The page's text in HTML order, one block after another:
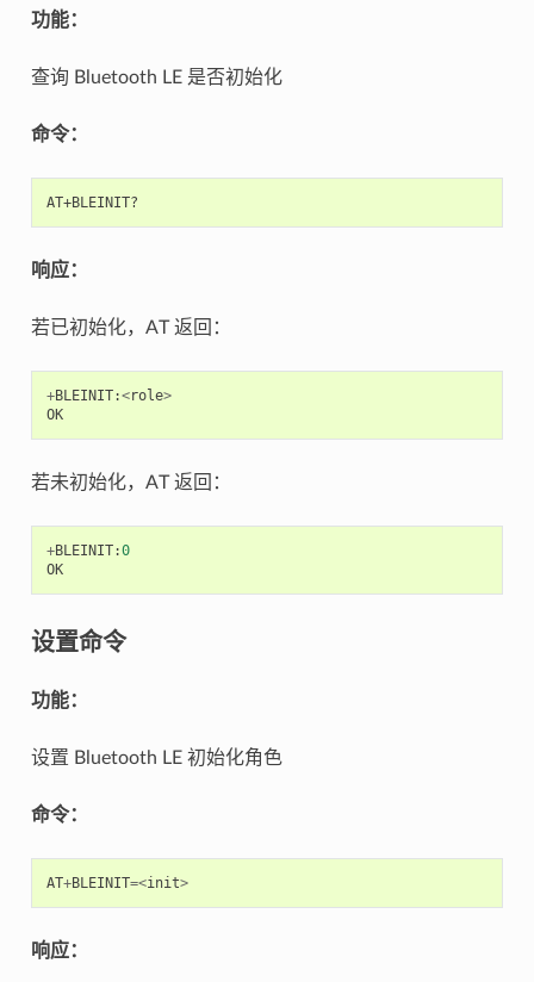
功能：
查询 Bluetooth LE 是否初始化
命令：
响应：
若已初始化，AT 返回：
+BLEINIT:<role>
OK
若未初始化，AT 返回：
+BLEINIT:0
OK
设置命令
功能：
设置 Bluetooth LE 初始化角色
命令：
AT+BLEINIT=<init>
响应：